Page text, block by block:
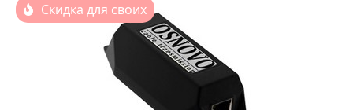
Скидка для своих